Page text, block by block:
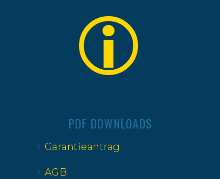
PDF DOWNLOADS
Garantieantrag
AGB